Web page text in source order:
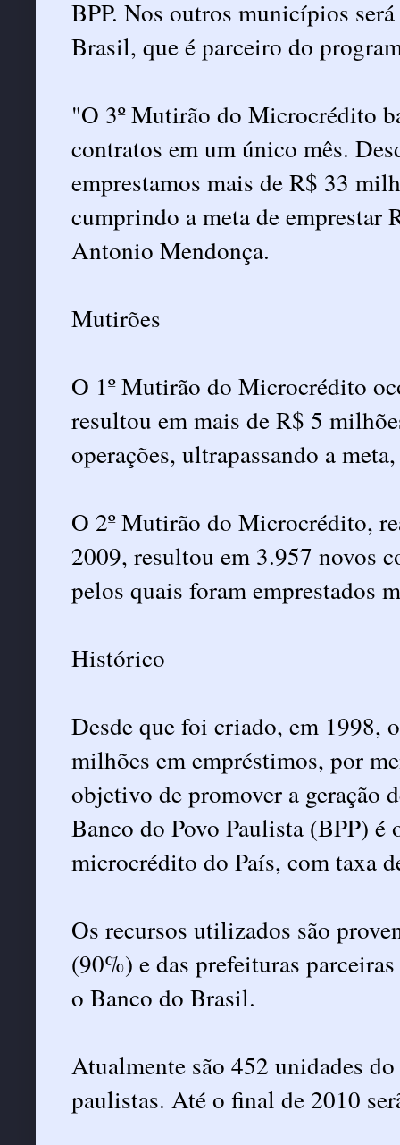
BPP. Nos outros municípios
Brasil, que é parceiro do
"O 3º Mutirão do Microcrédito
contratos em um único mês.
emprestamos mais de R$ 33
cumprindo a meta de
Antonio Mendonça.
Mutirões
O 1º Mutirão do Microcrédito
resultou em mais de R$ 5
operações, ultrapassando a
O 2º Mutirão do Microcrédito,
2009, resultou em 3.957 novos
pelos quais foram emprestados
Histórico
Desde que foi criado, em 1998,
milhões em empréstimos, por
objetivo de promover a geração
Banco do Povo Paulista (BPP) é
microcrédito do País, com taxa
Os recursos utilizados são
(90%) e das prefeituras
o Banco do Brasil.
Atualmente são 452 unidades
paulistas. Até o final de 2010